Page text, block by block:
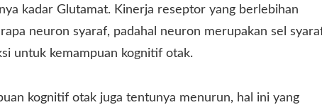
kadar Glutamat. Kinerja reseptor yang berlebihan
neuron syaraf, padahal neuron merupakan sel
untuk kemampuan kognitif otak.
kognitif otak juga tentunya menurun, hal ini yang